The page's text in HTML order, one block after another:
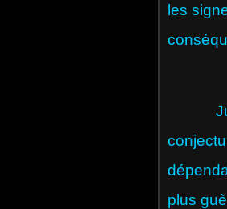
les
plus